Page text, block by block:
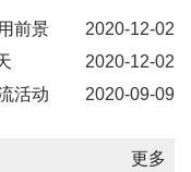
2020-12-02
前景
2020-12-02
2020-09-09
活动
更多